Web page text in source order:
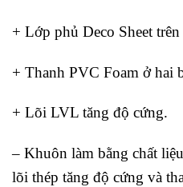
+ Lớp phủ Deco Sheet trên
+ Thanh PVC Foam ở hai
+ Lõi LVL tăng độ cứng.
– Khuôn làm bằng chất
lõi thép tăng độ cứng và